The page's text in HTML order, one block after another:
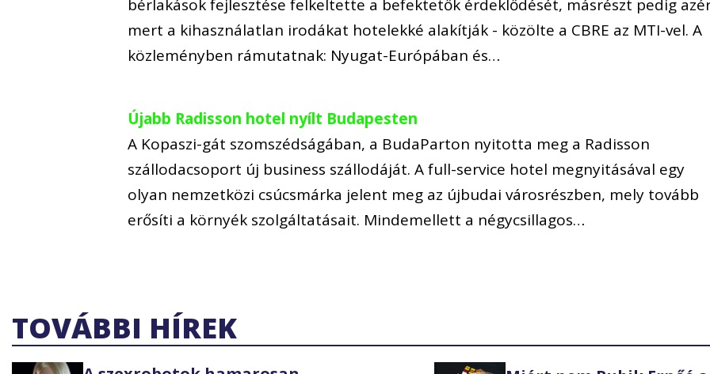
bérlakások fejlesztése felkeltette a befektetők érdeklődését, másrészt pedig
mert a kihasználatlan irodákat hotelekké alakítják - közölte a CBRE az MTI-vel. A
közleményben rámutatnak: Nyugat-Európában és…
Újabb Radisson hotel nyílt Budapesten
A Kopaszi-gát szomszédságában, a BudaParton nyitotta meg a Radisson
szállodacsoport új business szállodáját. A full-service hotel megnyitásával egy
olyan nemzetközi csúcsmárka jelent meg az újbudai városrészben, mely tovább
erősíti a környék szolgáltatásait. Mindemellett a négycsillagos…
TOVÁBBI HÍREK